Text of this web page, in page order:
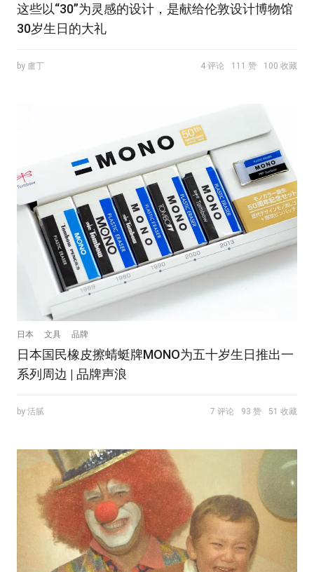
这些以“30”为灵感的设计，是献给伦敦设计博物馆
30岁生日的大礼
by 盧丁 4 评论 111 赞 100 收藏
日本 文具 品牌
日本国民橡皮擦蜻蜓牌MONO为五十岁生日推出一
系列周边 | 品牌声浪
by 活腻 7 评论 93 赞 51 收藏